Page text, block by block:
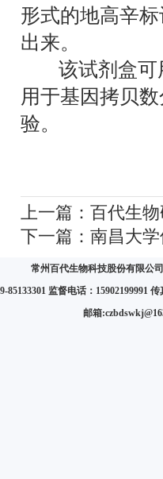
形式的地高辛
出来。
该试剂盒
用于基因拷贝
验。
上一篇： 百代生
下一篇： 南昌大
常州百代生物科技股份有限公
85133301 监督电话：15902199991
邮箱